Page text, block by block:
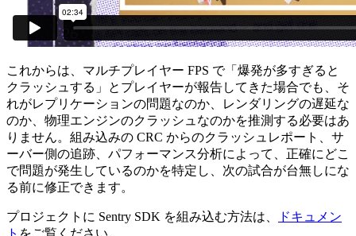
これからは、マルチプレイヤー FPS で「爆発が多すぎると
クラッシュする」とプレイヤーが報告してきた場合でも、そ
れがレプリケーションの問題なのか、レンダリングの遅延な
のか、物理エンジンのクラッシュなのかを推測する必要はあ
りません。組み込みの CRC からのクラッシュレポート、サ
ーバー側の追跡、パフォーマンス分析によって、正確にどこ
で問題が発生しているのかを特定し、次の試合が台無しにな
る前に修正できます。
プロジェクトに Sentry SDK を組み込む方法は、
ドキュメン
ト をご覧ください。